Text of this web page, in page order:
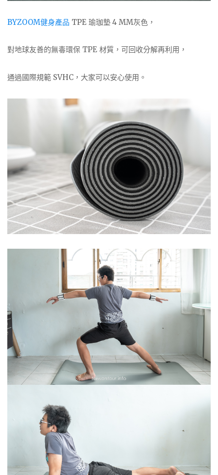
BYZOOM健身產品 TPE 瑜珈墊 4 MM灰色，
對地球友善的無毒環保 TPE 材質，可回收分解再利用，
通過國際規範 SVHC，大家可以安心使用。